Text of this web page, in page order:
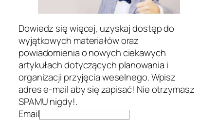
Dowiedz się więcej, uzyskaj dostęp do
wyjątkowych materiałów oraz
powiadomienia o nowych ciekawych
artykułach dotyczących planowania i
organizacji przyjęcia weselnego. Wpisz
adres e-mail aby się zapisać! Nie otrzymasz
SPAMU nigdy!.
Email